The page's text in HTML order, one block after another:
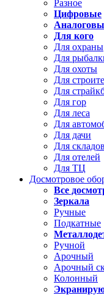
Разное
Цифровые
Для кого
Для охраны
Для
Для охоты
Для
Для
Для гор
Для леса
Для
Для дачи
Для складов
Для отелей
Для ТЦ
Досмотровое
Все
Зеркала
Ручные
Подкатные
Ручной
Арочный
Арочный
Колонный